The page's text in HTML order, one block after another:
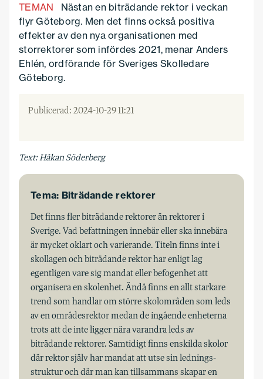
TEMAN
Nästan en biträdande rektor i veckan
flyr Göteborg. Men det finns också positiva
effekter av den nya organisationen med
storrektorer som infördes 2021, menar Anders
Ehlén, ordförande för Sveriges Skolledare
Göteborg.
Publicerad: 2024-10-29 11:21
Text: Håkan Söderberg
Tema: Biträdande rektorer
Det finns fler biträdande rektorer än rektorer i
Sverige. Vad befattningen innebär eller ska innebära
är mycket oklart och varierande. Titeln finns inte i
skollagen och biträdande rektor har enligt lag
egentligen vare sig mandat eller befogenhet att
organisera en skolenhet. Ändå finns en allt starkare
trend som handlar om större skolområden som leds
av en områdesrektor medan de ingående enheterna
trots att de inte ligger nära varandra leds av
biträdande rektorer. Samtidigt finns enskilda skolor
där rektor själv har mandat att utse sin lednings­
struktur och där man kan tillsammans skapar en